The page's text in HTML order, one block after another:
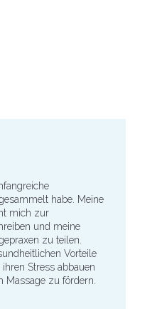
habe. Meine
mich zur
und meine
zu teilen.
Vorteile
Stress abbauen
Massage zu fördern.